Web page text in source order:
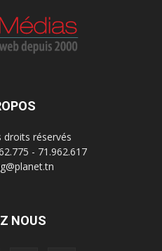
réservés
- 71.962.617
NOUS